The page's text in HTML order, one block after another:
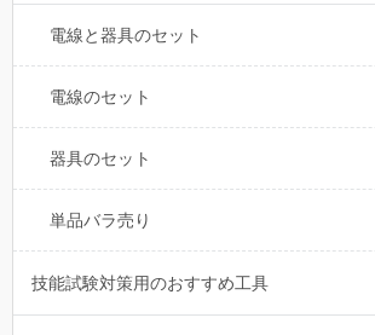
電線と器具のセット
電線のセット
器具のセット
単品バラ売り
技能試験対策用のおすすめ工具